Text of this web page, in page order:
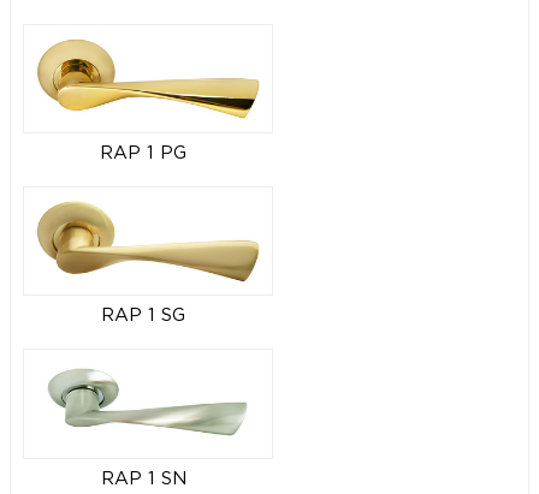
RAP 1 PG
RAP 1 SG
RAP 1 SN